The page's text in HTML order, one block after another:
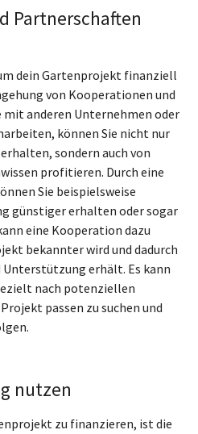
Partnerschaften
dein Gartenprojekt finanziell
von Kooperationen und
mit anderen Unternehmen oder
können Sie nicht nur
sondern auch von
profitieren. Durch eine
Sie beispielsweise
günstiger erhalten oder sogar
eine Kooperation dazu
bekannter wird und dadurch
erhält. Es kann
nach potenziellen
passen zu suchen und
nutzen
zu finanzieren, ist die